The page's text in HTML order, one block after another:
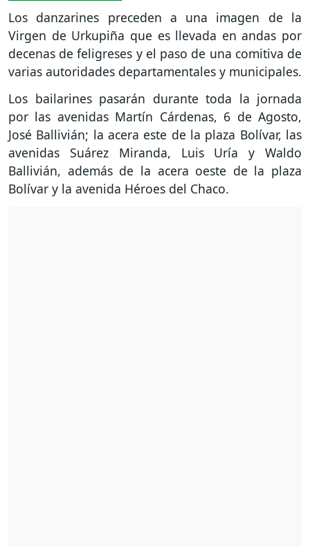
Los danzarines preceden a una imagen de la
Virgen de Urkupiña que es llevada en andas por
decenas de feligreses y el paso de una comitiva de
varias autoridades departamentales y municipales.
Los bailarines pasarán durante toda la jornada
por las avenidas Martín Cárdenas, 6 de Agosto,
José Ballivián; la acera este de la plaza Bolívar, las
avenidas Suárez Miranda, Luis Uría y Waldo
Ballivián, además de la acera oeste de la plaza
Bolívar y la avenida Héroes del Chaco.